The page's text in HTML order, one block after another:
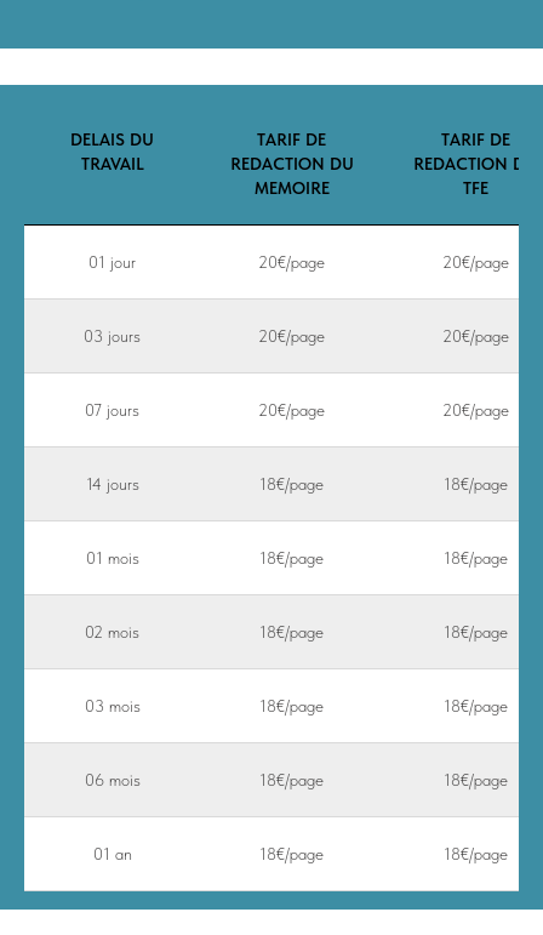
DELAIS DU
TRAVAIL
TARIF DE
REDACTION DU
MEMOIRE
TARIF DE
REDACTION DU
TFE
01 jour 20€/page 20€/page
03 jours 20€/page 20€/page
07 jours 20€/page 20€/page
14 jours 18€/page 18€/page
01 mois 18€/page 18€/page
02 mois 18€/page 18€/page
03 mois 18€/page 18€/page
06 mois 18€/page 18€/page
01 an 18€/page 18€/page